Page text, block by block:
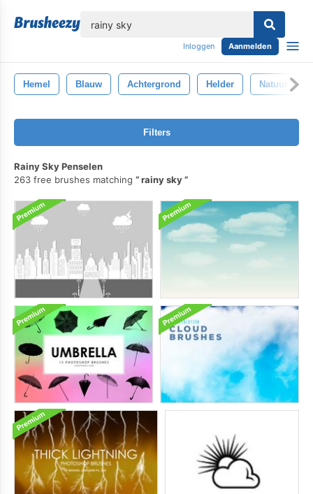
Inloggen Aanmelden
Hemel Blauw Achtergrond Helder Natuur
Filters
Rainy Sky Penselen
263 free brushes matching
rainy sky